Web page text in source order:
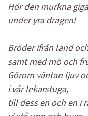
Hör den murkna
under yra dragen!
Bröder ifrån land
samt med mö och
Görom väntan ljuv
i vår lekarstuga,
till dess en och en i